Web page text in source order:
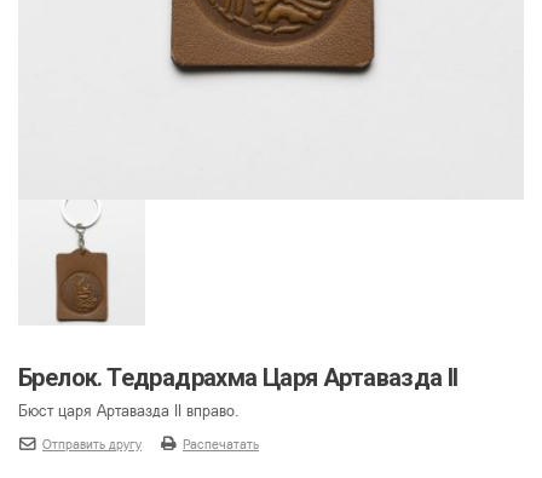
Брелок․ Тедрадрахма Царя Артавазда II
Бюст царя Артавазда II вправо.
Отправить другу Распечатать